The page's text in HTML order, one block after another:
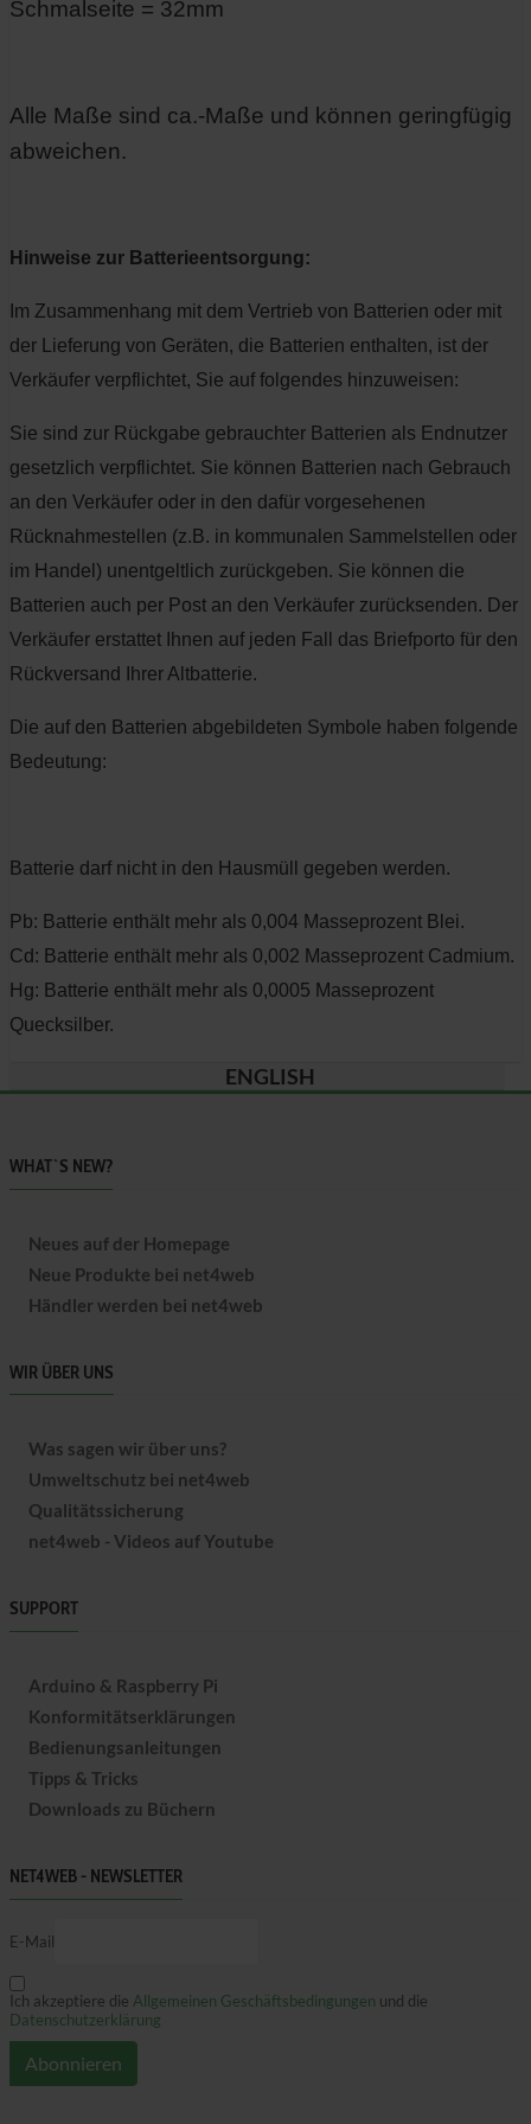
Schmalseite = 32mm
Alle Maße sind ca.-Maße und können geringfügig
abweichen.
Hinweise zur Batterieentsorgung:
Im Zusammenhang mit dem Vertrieb von Batterien oder mit
der Lieferung von Geräten, die Batterien enthalten, ist der
Verkäufer verpflichtet, Sie auf folgendes hinzuweisen:
Sie sind zur Rückgabe gebrauchter Batterien als Endnutzer
gesetzlich verpflichtet. Sie können Batterien nach Gebrauch
an den Verkäufer oder in den dafür vorgesehenen
Rücknahmestellen (z.B. in kommunalen Sammelstellen oder
im Handel) unentgeltlich zurückgeben. Sie können die
Batterien auch per Post an den Verkäufer zurücksenden. Der
Verkäufer erstattet Ihnen auf jeden Fall das Briefporto für den
Rückversand Ihrer Altbatterie.
Die auf den Batterien abgebildeten Symbole haben folgende
Bedeutung:
Batterie darf nicht in den Hausmüll gegeben werden.
Pb: Batterie enthält mehr als 0,004 Masseprozent Blei.
Cd: Batterie enthält mehr als 0,002 Masseprozent Cadmium.
Hg: Batterie enthält mehr als 0,0005 Masseprozent
Quecksilber.
ENGLISH
WHAT`S NEW?
Neues auf der Homepage
Neue Produkte bei net4web
Händler werden bei net4web
WIR ÜBER UNS
Was sagen wir über uns?
Umweltschutz bei net4web
Qualitätssicherung
net4web - Videos auf Youtube
SUPPORT
Arduino & Raspberry Pi
Konformitätserklärungen
Bedienungsanleitungen
Tipps & Tricks
Downloads zu Büchern
NET4WEB - NEWSLETTER
E-Mail
Ich akzeptiere die Allgemeinen Geschäftsbedingungen und die
Datenschutzerklärung